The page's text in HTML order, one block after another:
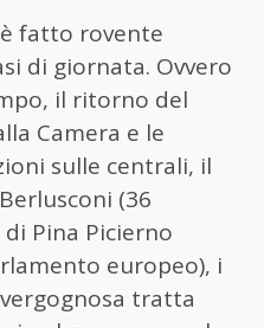
fatto rovente
di giornata. Ovvero
il ritorno del
Camera e le
sulle centrali, il
(36
di Pina Picierno
europeo), i
tratta